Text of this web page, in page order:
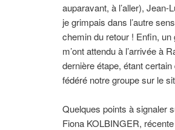
auparavant, à l’aller),
je grimpais dans l’autre
chemin du retour ! Enfin,
m’ont attendu à l’arrivée à
dernière étape, étant
fédéré notre groupe sur le
Quelques points à signaler
Fiona KOLBINGER,